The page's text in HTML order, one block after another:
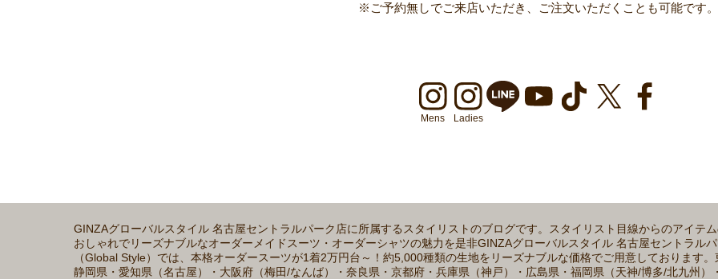
※ご予約無しでご来店いただき、ご注文いただくことも可能です。
Mens Ladies
GINZAグローバルスタイル 名古屋セントラルパーク店に所属するスタイリストのブログです。スタイリスト目線からのアイテ
おしゃれでリーズナブルなオーダーメイドスーツ・オーダーシャツの魅力を是非GINZAグローバルスタイル 名古屋セントラル
（Global Style）では、本格オーダースーツが1着2万円台～！約5,000種類の生地をリーズナブルな価格でご用意しております
静岡県・愛知県（名古屋）・大阪府（梅田/なんば）・奈良県・京都府・兵庫県（神戸）・広島県・福岡県（天神/博多/北九州